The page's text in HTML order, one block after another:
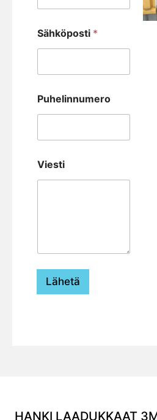
Sähköposti *
Puhelinnumero
Viesti
Lähetä
HANKI LAADUKKAAT